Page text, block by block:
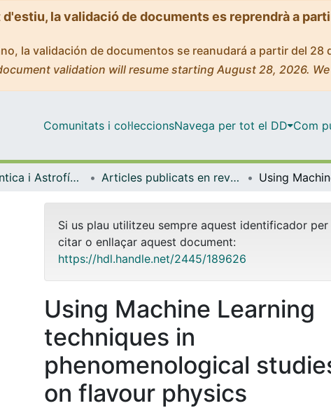
la validació de documents es reprendrà a
la validación de documentos se reanudará a partir del
validation will resume starting August 28, 2026.
Comunitats i col·leccionsNavega per tot el DD Com
Física Quàntica i Astrofísica Articles publicats en revistes (Física Quàntica i Astrofísica)
Si us plau utilitzeu sempre aquest identificador per
citar o enllaçar aquest document:
https://hdl.handle.net/2445/189626
Using Machine Learning
techniques in
phenomenological
on flavour physics